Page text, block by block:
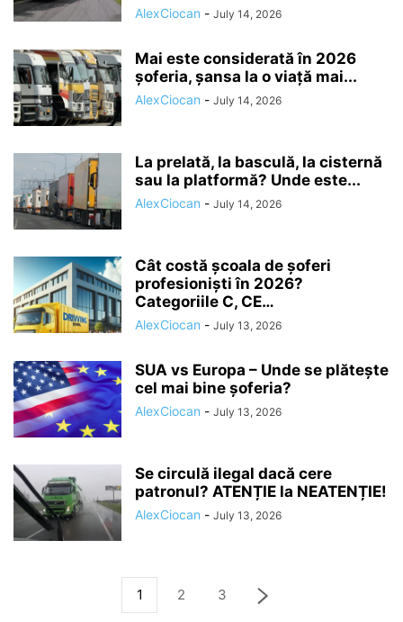
AlexCiocan - July 14, 2026
Mai este considerată în 2026
șoferia, șansa la o viață mai...
AlexCiocan - July 14, 2026
La prelată, la basculă, la cisternă
sau la platformă? Unde este...
AlexCiocan - July 14, 2026
Cât costă școala de șoferi
profesioniști în 2026?
Categoriile C, CE…
AlexCiocan - July 13, 2026
SUA vs Europa – Unde se plătește
cel mai bine șoferia?
AlexCiocan - July 13, 2026
Se circulă ilegal dacă cere
patronul? ATENȚIE la NEATENȚIE!
AlexCiocan - July 13, 2026
1 2 3